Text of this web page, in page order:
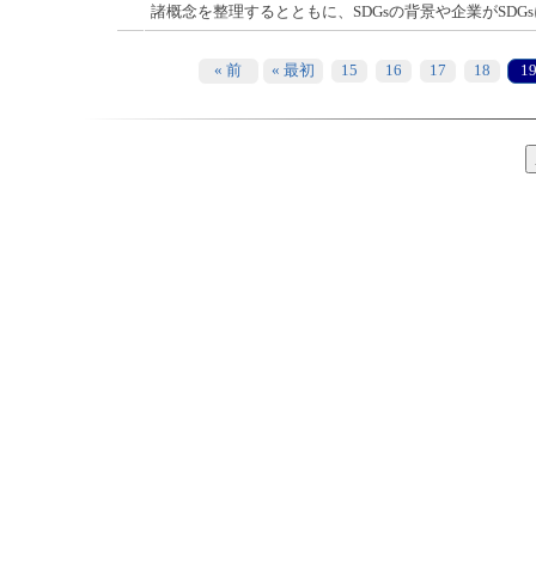
諸概念を整理するとともに、SDGsの背景や企業がSDGs
« 前 « 最初 15 16 17 18 19